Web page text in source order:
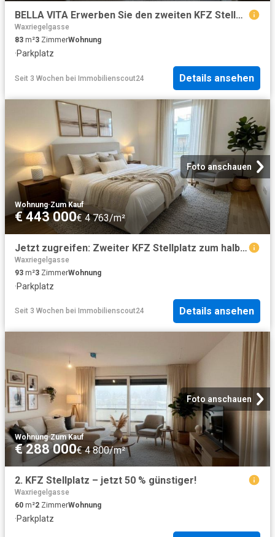
BELLA VITA Erwerben Sie den zweiten KFZ Stellplatz mit einem Preisnachlass von 50 %
Waxriegelgasse
83 m²3 ZimmerWohnung
·Parkplatz
Seit 3 Wochen bei Immobilienscout24 Details ansehen
Foto anschauen
Wohnung·Zum Kauf
€ 443 000€ 4 763/m²
Jetzt zugreifen: Zweiter KFZ Stellplatz zum halben Preis!
Waxriegelgasse
93 m²3 ZimmerWohnung
·Parkplatz
Seit 3 Wochen bei Immobilienscout24 Details ansehen
Foto anschauen
Wohnung·Zum Kauf
€ 288 000€ 4 800/m²
2. KFZ Stellplatz – jetzt 50 % günstiger!
Waxriegelgasse
60 m²2 ZimmerWohnung
·Parkplatz